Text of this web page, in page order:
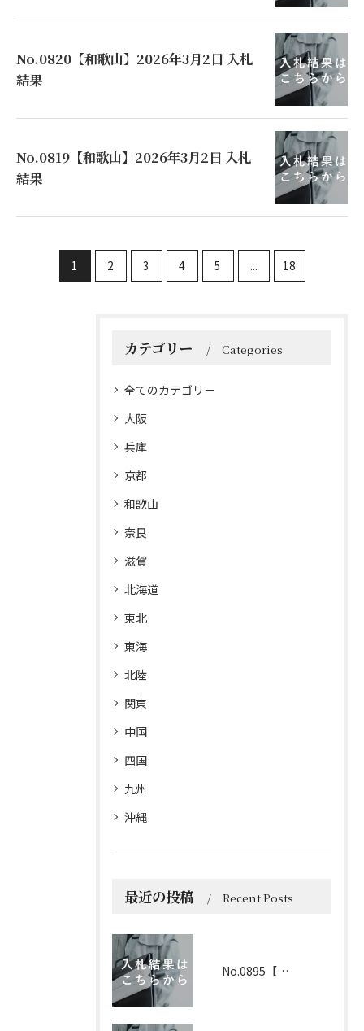
No.0820【和歌山】2026年3月2日 入札
結果
No.0819【和歌山】2026年3月2日 入札
結果
1 2 3 4 5 ... 18
カテゴリー Categories
全てのカテゴリー
大阪
兵庫
京都
和歌山
奈良
滋賀
北海道
東北
東海
北陸
関東
中国
四国
九州
沖縄
最近の投稿 Recent Posts
No.0895【京都】2026年6月1日 入札結果